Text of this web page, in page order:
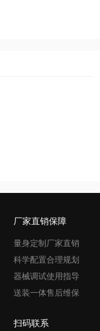
厂家直销保障
量身定制厂家直销
科学配置合理规划
器械调试使用指导
送装一体售后维保
扫码联系